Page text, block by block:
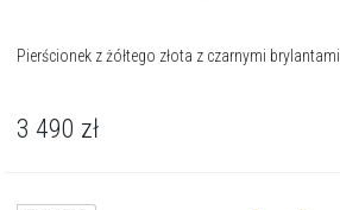
Pierścionek z żółtego złota z czarnymi
3 490 zł